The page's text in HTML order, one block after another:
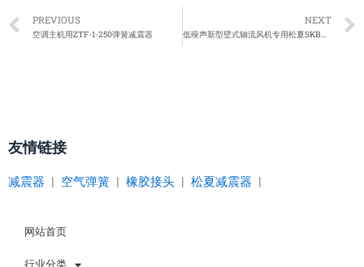
Prev
PREVIOUS
空调主机用ZTF-1-250弹簧减震器
NEXT
低噪声新型壁式轴流风机专用松夏SKB型弹簧减振器
友情链接
减震器 空气弹簧 橡胶接头 松夏减震器
网站首页
行业分类